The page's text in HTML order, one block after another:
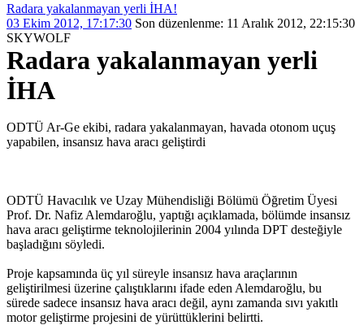
Radara yakalanmayan yerli İHA!
03 Ekim 2012, 17:17:30 Son düzenlenme: 11 Aralık 2012, 22:15:30
SKYWOLF
Radara yakalanmayan yerli
İHA
ODTÜ Ar-Ge ekibi, radara yakalanmayan, havada otonom uçuş
yapabilen, insansız hava aracı geliştirdi
ODTÜ Havacılık ve Uzay Mühendisliği Bölümü Öğretim Üyesi
Prof. Dr. Nafiz Alemdaroğlu, yaptığı açıklamada, bölümde insansız
hava aracı geliştirme teknolojilerinin 2004 yılında DPT desteğiyle
başladığını söyledi.
Proje kapsamında üç yıl süreyle insansız hava araçlarının
geliştirilmesi üzerine çalıştıklarını ifade eden Alemdaroğlu, bu
sürede sadece insansız hava aracı değil, aynı zamanda sıvı yakıtlı
motor geliştirme projesini de yürüttüklerini belirtti.